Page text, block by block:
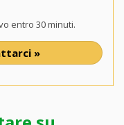
entro 30 minuti.
»